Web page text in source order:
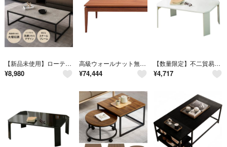
【新品未使用】ローテーブル センターテーブル 大理石調 北欧風 おしゃれ 安定
¥8,980
高級ウォールナット無垢材オイル仕上げデザインローテーブル
¥74,444
【数量限定】不二貿易(Fujiboeki) ローテーブル 折りたたみテーブル 幅
¥4,717